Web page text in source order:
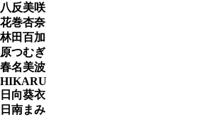
八反美咲
花巻杏奈
林田百加
原つむぎ
春名美波
HIKARU
日向葵衣
日南まみ